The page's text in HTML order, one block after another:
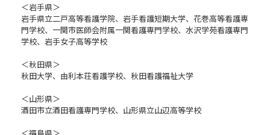
＜岩手県＞
岩手県立二戸高等看護学院、岩手看護短期大学、花巻高等看護専
門学校、一関市医師会附属一関看護専門学校、水沢学苑看護専門
学校、岩手女子高等学校
＜秋田県＞
秋田大学、由利本荘看護学校、秋田看護福祉大学
＜山形県＞
酒田市立酒田看護専門学校、山形県立山辺高等学校